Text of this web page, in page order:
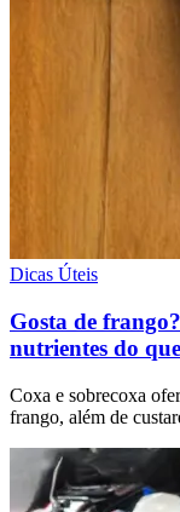
Dicas Úteis
Gosta de
nutrientes do
Coxa e sobrecoxa
frango, além de